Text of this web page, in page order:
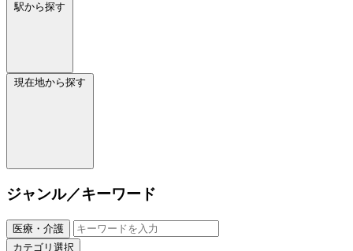
駅から探す
現在地から探す
ジャンル／キーワード
医療・介護
カテゴリ選択